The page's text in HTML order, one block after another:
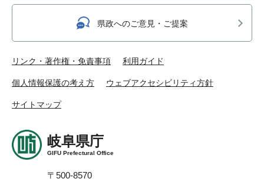
県政へのご意見・ご提案
リンク・著作権・免責事項 利用ガイド
個人情報保護の考え方 ウェブアクセシビリティ方針
サイトマップ
岐阜県庁
GIFU Prefectural Office
〒500-8570